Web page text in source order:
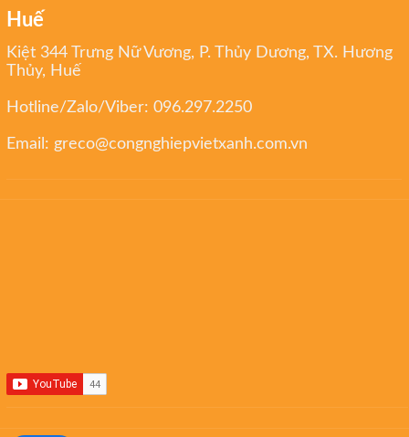
Huế
Kiệt 344 Trưng Nữ Vương, P. Thủy Dương, TX. Hương
Thủy, Huế
Hotline/Zalo/Viber:096.297.2250
Email: greco@congnghiepvietxanh.com.vn